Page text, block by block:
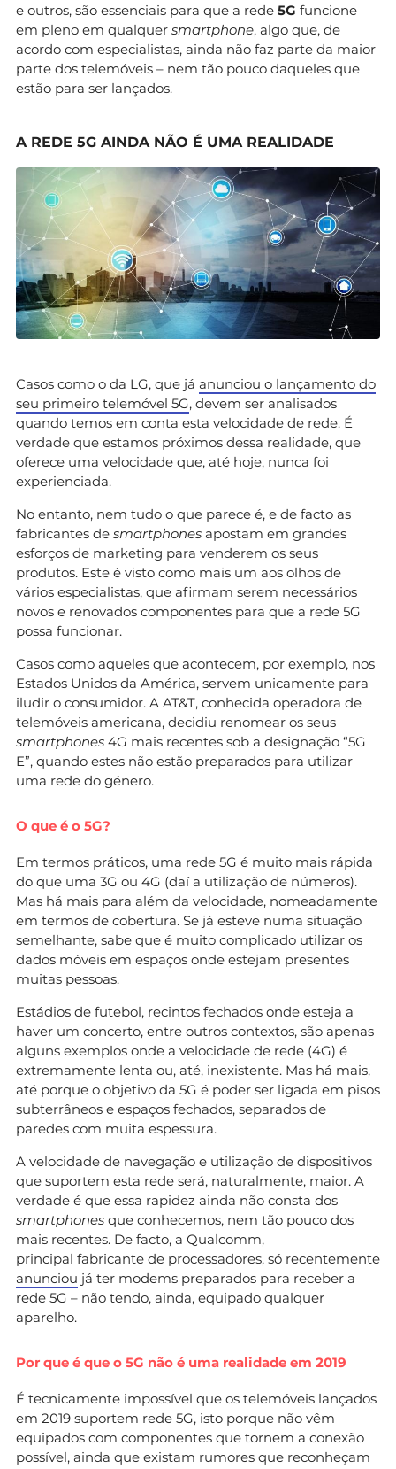
e outros, são essenciais para que a rede 5G funcione
em pleno em qualquer smartphone, algo que, de
acordo com especialistas, ainda não faz parte da maior
parte dos telemóveis – nem tão pouco daqueles que
estão para ser lançados.
A REDE 5G AINDA NÃO É UMA REALIDADE
Casos como o da LG, que já anunciou o lançamento do
seu primeiro telemóvel 5G, devem ser analisados
quando temos em conta esta velocidade de rede. É
verdade que estamos próximos dessa realidade, que
oferece uma velocidade que, até hoje, nunca foi
experienciada.
No entanto, nem tudo o que parece é, e de facto as
fabricantes de smartphones apostam em grandes
esforços de marketing para venderem os seus
produtos. Este é visto como mais um aos olhos de
vários especialistas, que afirmam serem necessários
novos e renovados componentes para que a rede 5G
possa funcionar.
Casos como aqueles que acontecem, por exemplo, nos
Estados Unidos da América, servem unicamente para
iludir o consumidor. A AT&T, conhecida operadora de
telemóveis americana, decidiu renomear os seus
smartphones 4G mais recentes sob a designação “5G
E”, quando estes não estão preparados para utilizar
uma rede do género.
O que é o 5G?
Em termos práticos, uma rede 5G é muito mais rápida
do que uma 3G ou 4G (daí a utilização de números).
Mas há mais para além da velocidade, nomeadamente
em termos de cobertura. Se já esteve numa situação
semelhante, sabe que é muito complicado utilizar os
dados móveis em espaços onde estejam presentes
muitas pessoas.
Estádios de futebol, recintos fechados onde esteja a
haver um concerto, entre outros contextos, são apenas
alguns exemplos onde a velocidade de rede (4G) é
extremamente lenta ou, até, inexistente. Mas há mais,
até porque o objetivo da 5G é poder ser ligada em pisos
subterrâneos e espaços fechados, separados de
paredes com muita espessura.
A velocidade de navegação e utilização de dispositivos
que suportem esta rede será, naturalmente, maior. A
verdade é que essa rapidez ainda não consta dos
smartphones que conhecemos, nem tão pouco dos
mais recentes. De facto, a Qualcomm,
principal fabricante de processadores, só recentemente
anunciou já ter modems preparados para receber a
rede 5G – não tendo, ainda, equipado qualquer
aparelho.
Por que é que o 5G não é uma realidade em 2019
É tecnicamente impossível que os telemóveis lançados
em 2019 suportem rede 5G, isto porque não vêm
equipados com componentes que tornem a conexão
possível, ainda que existam rumores que reconheçam